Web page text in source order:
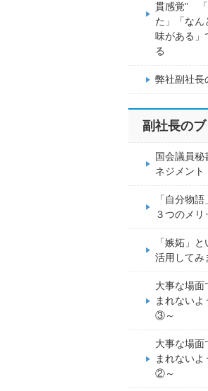
貫感覚” 「
た」「なん
味がある」
る
弊社副社長
副社長の
国会議員秘
ネジメント
「自分物
３つのメリ
「嫉妬」
活用してみ
大事な場面
まれないよ
③～
大事な場面
まれないよ
②～